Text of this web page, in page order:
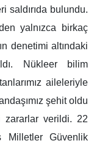
saldırıda bulundu.
yalnızca birkaç
denetimi altındaki
Nükleer bilim
aileleriyle
şehit oldu
zararlar verildi. 22
Milletler Güvenlik